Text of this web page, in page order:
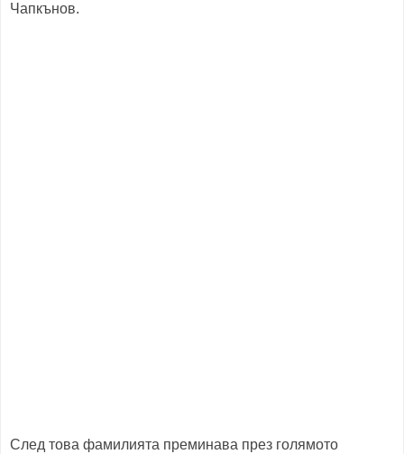
Чапкънов.
След това фамилията преминава през голямото